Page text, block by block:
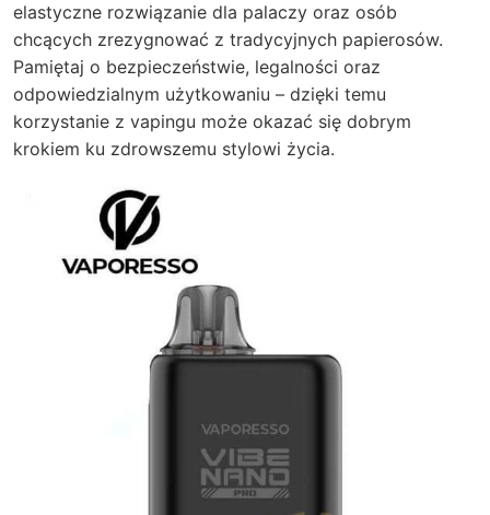
elastyczne rozwiązanie dla palaczy oraz osób
chcących zrezygnować z tradycyjnych papierosów.
Pamiętaj o bezpieczeństwie, legalności oraz
odpowiedzialnym użytkowaniu – dzięki temu
korzystanie z vapingu może okazać się dobrym
krokiem ku zdrowszemu stylowi życia.